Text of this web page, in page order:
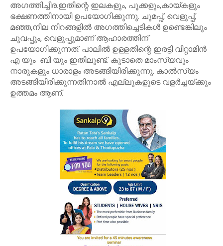
അഗത്തിച്ചീര.ഇതിന്റെ ഇലകളും, പൂക്കളും,കായ്കളും
ഭക്ഷണത്തിനായി ഉപയോഗിക്കുന്നു. ചുമപ്പ്, വെളുപ്പ്,
മഞ്ഞ,നീല നിറങ്ങളില്‍ അഗത്തിച്ചെടികള്‍ ഉണ്ടെങ്കിലും
ചുവപ്പും, വെളുപ്പുമാണ് ആഹാരത്തിന്
ഉപയോഗിക്കുന്നത്. പാലില്‍ ഉള്ളതിന്റെ ഇരട്ടി വിറ്റാമിന്‍
എ യും ബി യും ഇതിലുണ്ട്. കൂടാതെ മാംസ്യവും
നാരുകളും ധാരാളം അടങ്ങിയിരിക്കുന്നു. കാല്‍സ്യം
അടങ്ങിയിരിക്കുന്നതിനാല്‍ എല്ലുകളുടെ വളര്‍ച്ചയ്ക്കും
ഉത്തമം ആണ്.